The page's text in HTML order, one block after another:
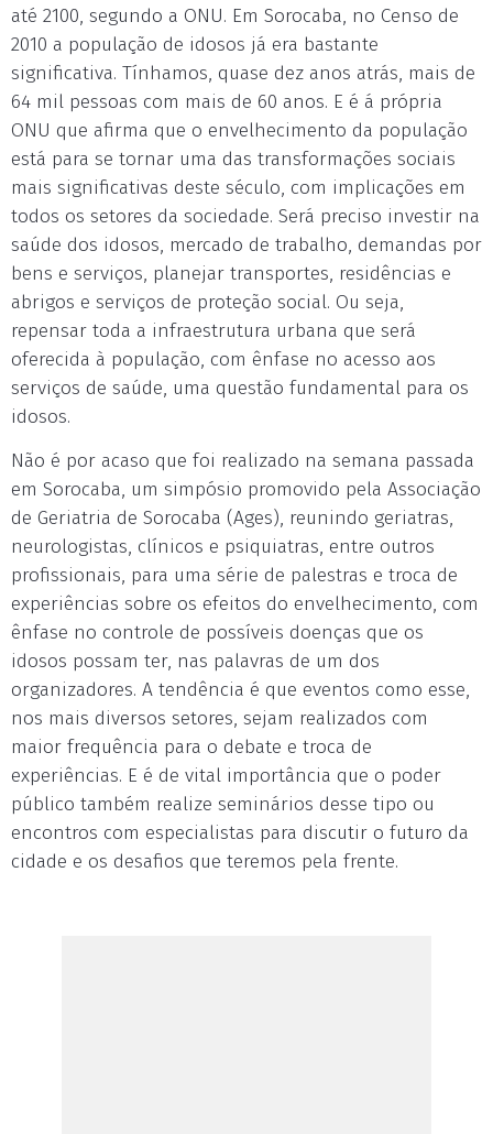
até 2100, segundo a ONU. Em Sorocaba, no Censo de
2010 a população de idosos já era bastante
significativa. Tínhamos, quase dez anos atrás, mais de
64 mil pessoas com mais de 60 anos. E é á própria
ONU que afirma que o envelhecimento da população
está para se tornar uma das transformações sociais
mais significativas deste século, com implicações em
todos os setores da sociedade. Será preciso investir na
saúde dos idosos, mercado de trabalho, demandas por
bens e serviços, planejar transportes, residências e
abrigos e serviços de proteção social. Ou seja,
repensar toda a infraestrutura urbana que será
oferecida à população, com ênfase no acesso aos
serviços de saúde, uma questão fundamental para os
idosos.
Não é por acaso que foi realizado na semana passada
em Sorocaba, um simpósio promovido pela Associação
de Geriatria de Sorocaba (Ages), reunindo geriatras,
neurologistas, clínicos e psiquiatras, entre outros
profissionais, para uma série de palestras e troca de
experiências sobre os efeitos do envelhecimento, com
ênfase no controle de possíveis doenças que os
idosos possam ter, nas palavras de um dos
organizadores. A tendência é que eventos como esse,
nos mais diversos setores, sejam realizados com
maior frequência para o debate e troca de
experiências. E é de vital importância que o poder
público também realize seminários desse tipo ou
encontros com especialistas para discutir o futuro da
cidade e os desafios que teremos pela frente.